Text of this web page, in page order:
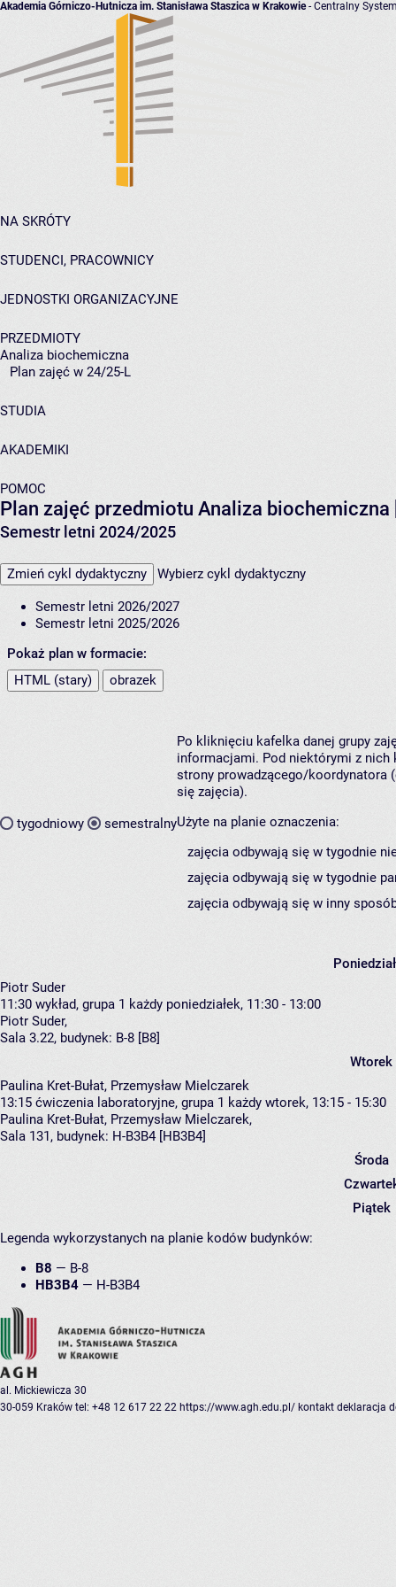
Akademia Górniczo-Hutnicza im. Stanisława Staszica w Krakowie- Centralny
NA SKRÓTY
STUDENCI, PRACOWNICY
JEDNOSTKI ORGANIZACYJNE
PRZEDMIOTY
Analiza biochemiczna
Plan zajęć w 24/25-L
STUDIA
AKADEMIKI
POMOC
Plan zajęć przedmiotu Analiza biochemiczna
Semestr letni 2024/2025
Zmień cykl dydaktyczny Wybierz cykl dydaktyczny
Semestr letni 2026/2027
Semestr letni 2025/2026
Pokaż plan w formacie:
HTML (stary)
obrazek
tygodniowy semestralny
Po kliknięciu kafelka danej grupy
informacjami. Pod niektórymi z nich
strony prowadzącego/koordynatora
się zajęcia).
Użyte na planie oznaczenia:
zajęcia odbywają się w tygodnie
zajęcia odbywają się w tygodnie
zajęcia odbywają się w inny
Piotr Suder
11:30 wykład, grupa 1 każdy poniedziałek, 11:30 - 13:00
Piotr Suder,
Sala 3.22, budynek: B-8 [B8]
Wtorek
Paulina Kret-Bułat, Przemysław Mielczarek
13:15 ćwiczenia laboratoryjne, grupa 1 każdy wtorek, 13:15 - 15:30
Paulina Kret-Bułat, Przemysław Mielczarek,
Sala 131, budynek: H-B3B4 [HB3B4]
Środa
Piątek
Legenda wykorzystanych na planie kodów budynków:
B8 — B-8
HB3B4 — H-B3B4
al. Mickiewicza 30
30-059 Kraków tel: +48 12 617 22 22 https://www.agh.edu.pl/ kontakt deklaracja